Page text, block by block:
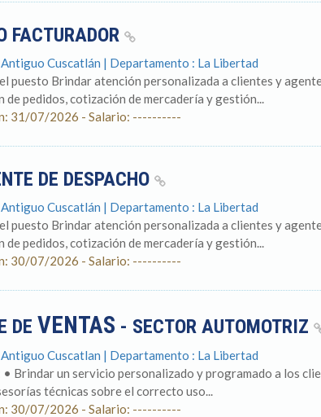
FACTURADOR
Cuscatlán | Departamento : La Libertad
puesto Brindar atención personalizada a clientes y
de pedidos, cotización de mercadería y gestión...
31/07/2026 - Salario: ----------
DE DESPACHO
Cuscatlán | Departamento : La Libertad
puesto Brindar atención personalizada a clientes y
de pedidos, cotización de mercadería y gestión...
30/07/2026 - Salario: ----------
DE VENTAS - SECTOR AUTOMOTRIZ
Cuscatlan | Departamento : La Libertad
• Brindar un servicio personalizado y programado a los
técnicas sobre el correcto uso...
30/07/2026 - Salario: ----------